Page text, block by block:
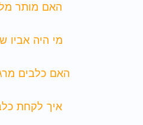
האם מותר
מי היה אביו
האם כלבים
איך לקחת